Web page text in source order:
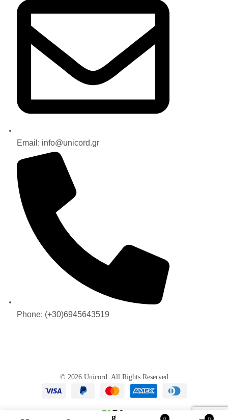
Email: info@unicord.gr
Phone: (+30)6945643519
© 2026 Unicord. All Rights Reserved
0 0